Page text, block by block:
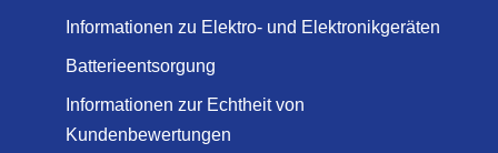
Informationen zu Elektro- und Elektronikgeräten
Batterieentsorgung
Informationen zur Echtheit von
Kundenbewertungen